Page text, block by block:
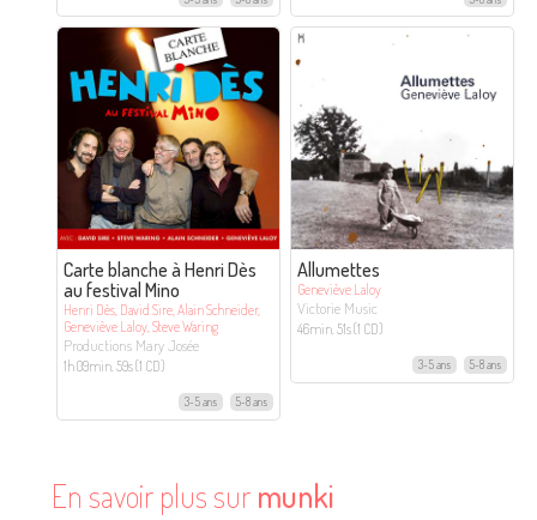
Carte blanche à Henri Dès
au festival Mino
Henri Dès, David Sire, Alain Schneider,
Geneviève Laloy, Steve Waring
Productions Mary Josée
1h 09min. 59s (1 CD)
3-5 ans 5-8 ans
Allumettes
Geneviève Laloy
Victorie Music
46min. 51s (1 CD)
3-5 ans 5-8 ans
En savoir plus sur munki